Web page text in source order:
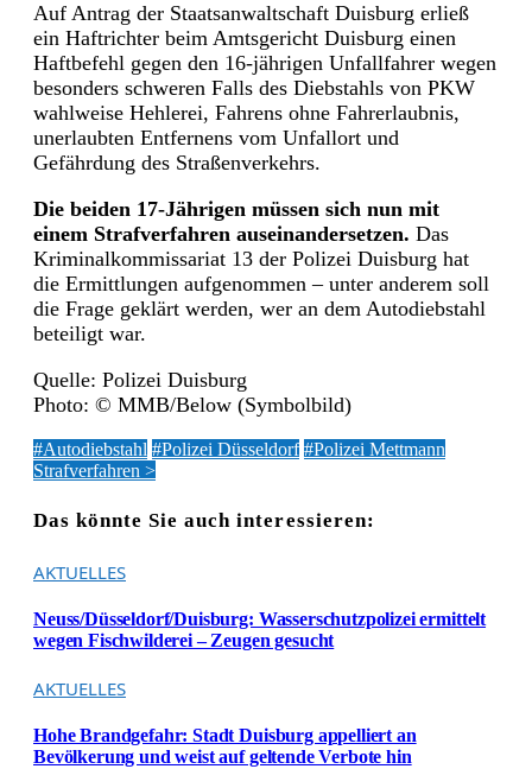
Auf Antrag der Staatsanwaltschaft Duisburg erließ
ein Haftrichter beim Amtsgericht Duisburg einen
Haftbefehl gegen den 16-jährigen Unfallfahrer wegen
besonders schweren Falls des Diebstahls von PKW
wahlweise Hehlerei, Fahrens ohne Fahrerlaubnis,
unerlaubten Entfernens vom Unfallort und
Gefährdung des Straßenverkehrs.
Die beiden 17-Jährigen müssen sich nun mit
einem Strafverfahren auseinandersetzen. Das
Kriminalkommissariat 13 der Polizei Duisburg hat
die Ermittlungen aufgenommen – unter anderem soll
die Frage geklärt werden, wer an dem Autodiebstahl
beteiligt war.
Quelle: Polizei Duisburg
Photo: © MMB/Below (Symbolbild)
#Autodiebstahl #Polizei Düsseldorf #Polizei Mettmann
Strafverfahren >
Das könnte Sie auch interessieren:
AKTUELLES
Neuss/Düsseldorf/Duisburg: Wasserschutzpolizei ermittelt
wegen Fischwilderei – Zeugen gesucht
AKTUELLES
Hohe Brandgefahr: Stadt Duisburg appelliert an
Bevölkerung und weist auf geltende Verbote hin